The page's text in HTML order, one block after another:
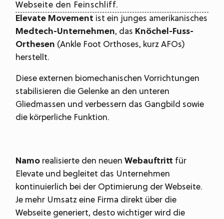
Webseite den Feinschliff.
Elevate Movement ist ein junges amerikanisches
Medtech-Unternehmen, das Knöchel-Fuss-
Orthesen (Ankle Foot Orthoses, kurz AFOs)
herstellt.
Diese externen biomechanischen Vorrichtungen
stabilisieren die Gelenke an den unteren
Gliedmassen und verbessern das Gangbild sowie
die körperliche Funktion.
Namo realisierte den neuenWebauftritt für
Elevate und begleitet das Unternehmen
kontinuierlich bei der Optimierung der Webseite.
Je mehr Umsatz eine Firma direkt über die
Webseite generiert, desto wichtiger wird die